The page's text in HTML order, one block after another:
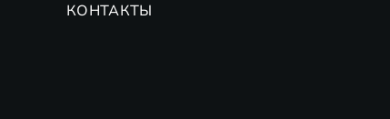
КОНТАКТЫ